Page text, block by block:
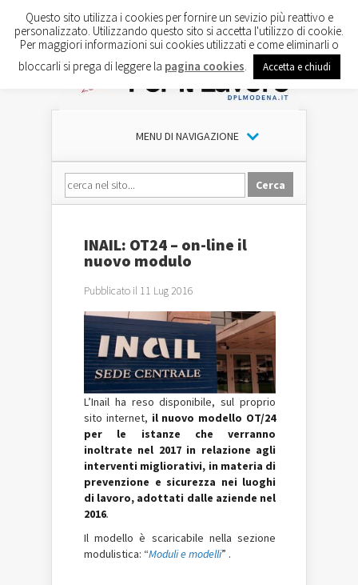
MENU DI NAVIGAZIONE
INAIL: OT24 – on-line il
nuovo modulo
Pubblicato il 11 Lug 2016
L’Inail ha reso disponibile, sul proprio
sito internet, il nuovo modello OT/24
per le istanze che verranno
inoltrate nel 2017 in relazione agli
interventi migliorativi, in materia di
prevenzione e sicurezza nei luoghi
di lavoro, adottati dalle aziende nel
2016.
Il modello è scaricabile nella sezione
modulistica: “Moduli e modelli” .
Questo sito utilizza i cookies per fornire un sevizio più reattivo e
personalizzato. Utilizzando questo sito si accetta l'utilizzo di cookie.
Per maggiori informazioni sui cookies utilizzati e come eliminarli o
bloccarli si prega di leggere la pagina cookies Accetta e chiudi